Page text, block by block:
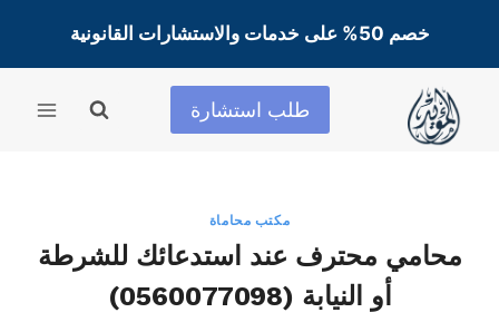
المحتوى
خصم 50% على خدمات والاستشارات القانونية
طلب استشارة
مكتب محاماة
محامي محترف عند استدعائك للشرطة
أو النيابة (0560077098)